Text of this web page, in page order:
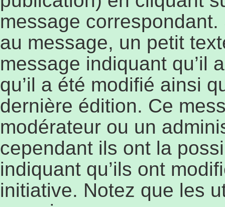
message
au message, un petit
message indiquant qu’il
qu’il a été modifié ainsi
dernière édition. Ce
modérateur ou un
cependant ils ont la
indiquant qu’ils ont
initiative. Notez que les